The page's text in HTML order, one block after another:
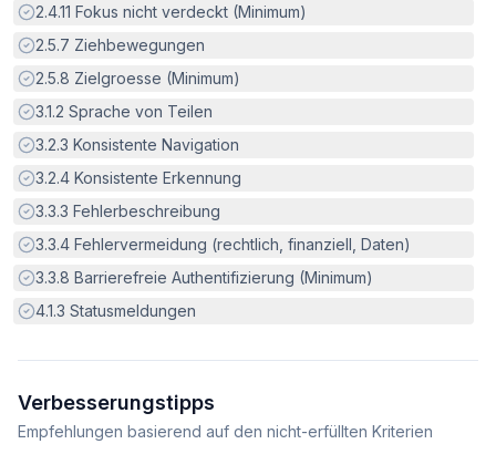
Erfüllt:
2.4.11 Fokus nicht verdeckt (Minimum)
Erfüllt:
2.5.7 Ziehbewegungen
Erfüllt:
2.5.8 Zielgroesse (Minimum)
Erfüllt:
3.1.2 Sprache von Teilen
Erfüllt:
3.2.3 Konsistente Navigation
Erfüllt:
3.2.4 Konsistente Erkennung
Erfüllt:
3.3.3 Fehlerbeschreibung
Erfüllt:
3.3.4 Fehlervermeidung (rechtlich, finanziell, Daten)
Erfüllt:
3.3.8 Barrierefreie Authentifizierung (Minimum)
Erfüllt:
4.1.3 Statusmeldungen
Verbesserungstipps
Empfehlungen basierend auf den nicht-erfüllten Kriterien